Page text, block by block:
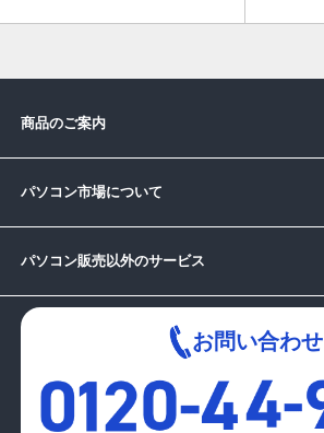
商品のご案内
パソコン市場について
パソコン販売以外のサービス
お問い合わせ